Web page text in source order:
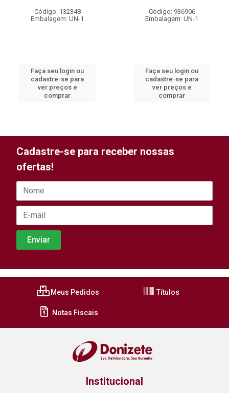
Código: 132348
Embalagem: UN-1
Faça seu login ou
cadastre-se para
ver preços e
comprar
Código: 936906
Embalagem: UN-1
Faça seu login ou
cadastre-se para
ver preços e
comprar
Cadastre-se para receber nossas
ofertas!
Meus Pedidos Títulos
Notas Fiscais
Institucional